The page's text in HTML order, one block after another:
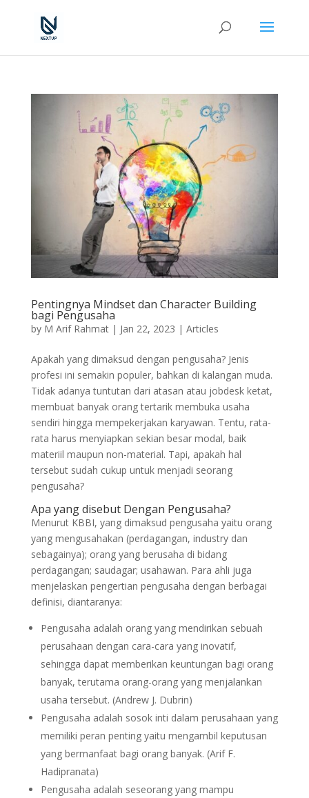
Pentingnya Mindset dan Character Building
bagi Pengusaha
by M Arif Rahmat| Jan 22, 2023 | Articles
Apakah yang dimaksud dengan pengusaha? Jenis
profesi ini semakin populer, bahkan di kalangan muda.
Tidak adanya tuntutan dari atasan atau jobdesk ketat,
membuat banyak orang tertarik membuka usaha
sendiri hingga mempekerjakan karyawan. Tentu, rata-
rata harus menyiapkan sekian besar modal, baik
materiil maupun non-material. Tapi, apakah hal
tersebut sudah cukup untuk menjadi seorang
pengusaha?
Apa yang disebut Dengan Pengusaha?
Menurut KBBI, yang dimaksud pengusaha yaitu orang
yang mengusahakan (perdagangan, industry dan
sebagainya); orang yang berusaha di bidang
perdagangan; saudagar; usahawan. Para ahli juga
menjelaskan pengertian pengusaha dengan berbagai
definisi, diantaranya:
Pengusaha adalah orang yang mendirikan sebuah
perusahaan dengan cara-cara yang inovatif,
sehingga dapat memberikan keuntungan bagi orang
banyak, terutama orang-orang yang menjalankan
usaha tersebut. (Andrew J. Dubrin)
Pengusaha adalah sosok inti dalam perusahaan yang
memiliki peran penting yaitu mengambil keputusan
yang bermanfaat bagi orang banyak. (Arif F.
Hadipranata)
Pengusaha adalah seseorang yang mampu